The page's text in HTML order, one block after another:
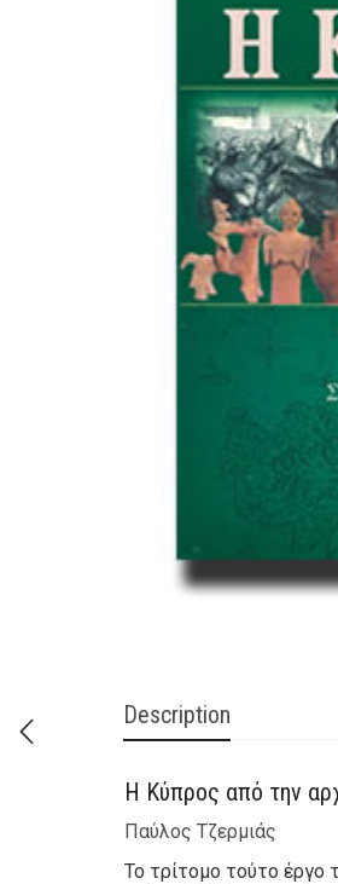
Description
Η Κύπρος από την
Παύλος Τζερμιάς
To τρίτομο τούτο έργο